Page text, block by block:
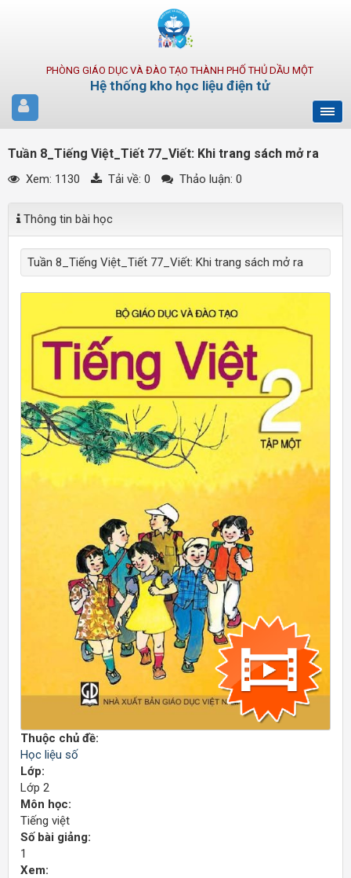
PHÒNG GIÁO DỤC VÀ ĐÀO TẠO THÀNH PHỐ THỦ DẦU MỘT
Hệ thống kho học liệu điện tử
Tuần 8_Tiếng Việt_Tiết 77_Viết: Khi trang sách mở ra
Xem: 1130 Tải về: 0 Thảo luận: 0
Thông tin bài học
Tuần 8_Tiếng Việt_Tiết 77_Viết: Khi trang sách mở ra
Thuộc chủ đề:
Học liệu số
Lớp:
Lớp 2
Môn học:
Tiếng việt
Số bài giảng:
1
Xem: